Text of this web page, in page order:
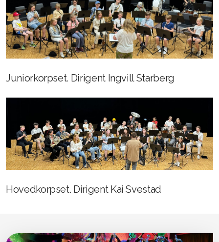
Juniorkorpset. Dirigent Ingvill Starberg
Hovedkorpset. Dirigent Kai Svestad